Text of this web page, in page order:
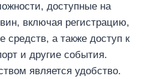
доступные на
включая регистрацию,
средств, а также доступ к
и другие события.
является удобство.